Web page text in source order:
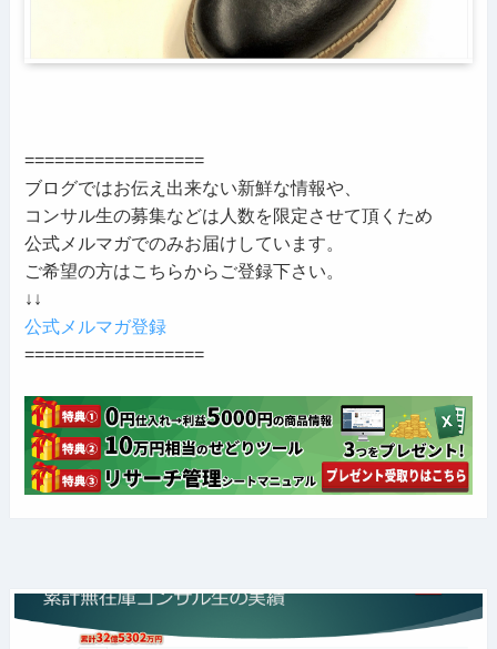
==================
ブログではお伝え出来ない新鮮な情報や、
コンサル生の募集などは人数を限定させて頂くため
公式メルマガでのみお届けしています。
ご希望の方はこちらからご登録下さい。
↓↓
公式メルマガ登録
==================